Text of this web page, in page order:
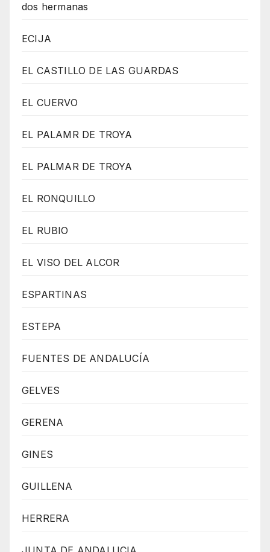
dos hermanas
ECIJA
EL CASTILLO DE LAS GUARDAS
EL CUERVO
EL PALAMR DE TROYA
EL PALMAR DE TROYA
EL RONQUILLO
EL RUBIO
EL VISO DEL ALCOR
ESPARTINAS
ESTEPA
FUENTES DE ANDALUCÍA
GELVES
GERENA
GINES
GUILLENA
HERRERA